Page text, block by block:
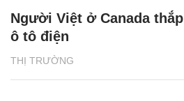
THỊ TRƯỜNG
Người Việt ở Canada
ô tô điện